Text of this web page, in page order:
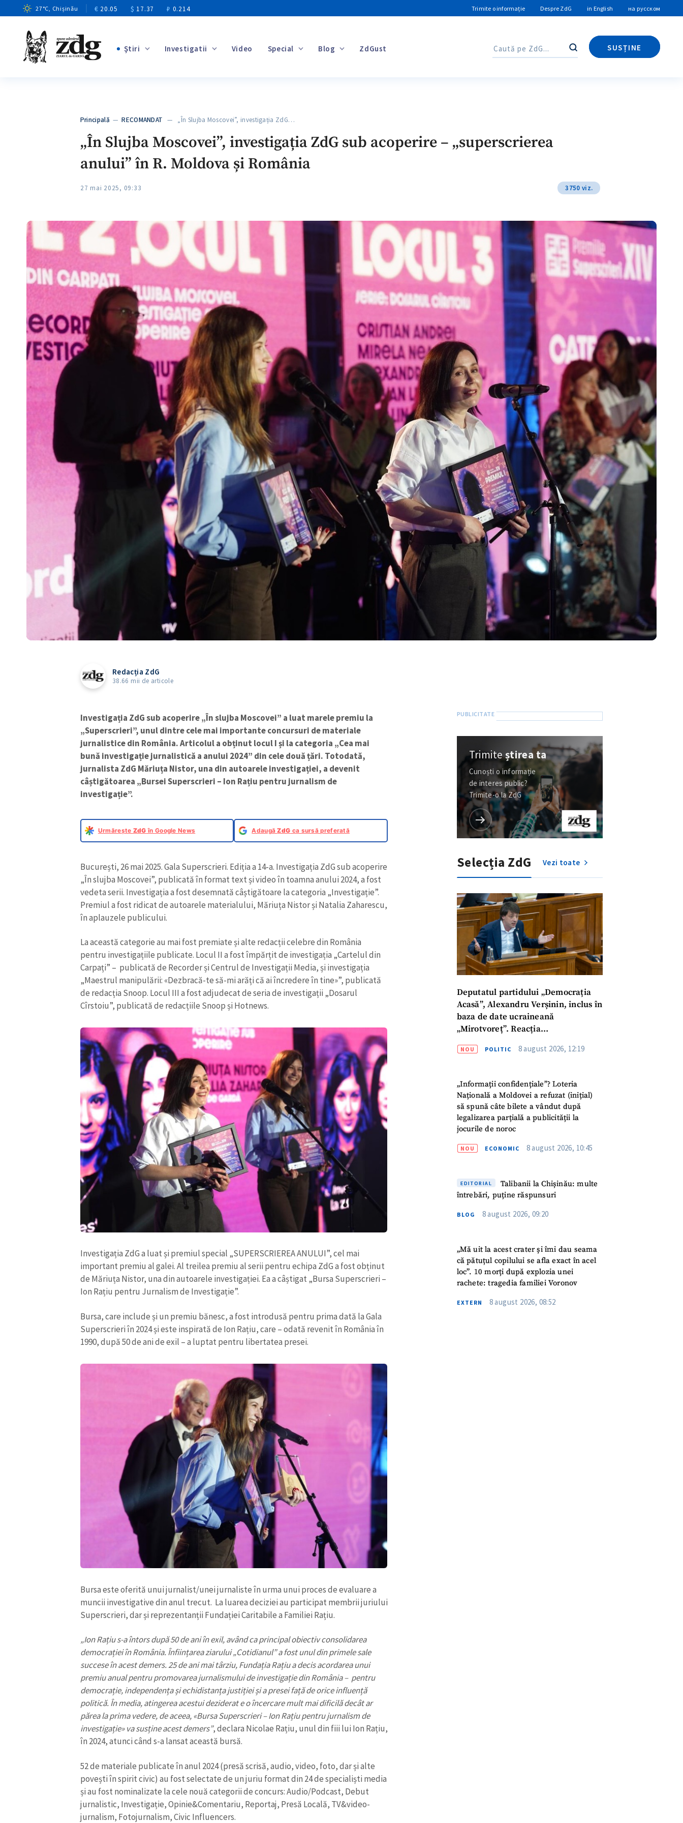
27°C, Chișinău € 20.05 $ 17.37 ₽ 0.214 Trimite o informație Despre ZdG in English на русском
Ştiri Investigatii Video Special Blog ZdGust Caută
SUSȚINE
Caută
Principală —RECOMANDAT — „În Slujba Moscovei”, investigația ZdG…
„În Slujba Moscovei”, investigația ZdG sub acoperire – „superscrierea
anului” în R. Moldova și România
27 mai 2025, 09:33 3750 viz.
Redacția ZdG
38.66 mii de articole
Investigația ZdG sub acoperire „În slujba Moscovei” a luat marele premiu la
„Superscrieri”, unul dintre cele mai importante concursuri de materiale
jurnalistice din România. Articolul a obținut locul I și la categoria „Cea mai
bună investigație jurnalistică a anului 2024” din cele două țări. Totodată,
jurnalista ZdG Măriuța Nistor, una din autoarele investigației, a devenit
câștigătoarea „Bursei Superscrieri – Ion Rațiu pentru jurnalism de
investigație”.
Urmărește ZdG în Google News AdaugăZdG ca sursă preferată
București, 26 mai 2025. Gala Superscrieri. Ediția a 14-a. Investigația ZdG sub acoperire
„În slujba Moscovei”, publicată în format text și video în toamna anului 2024, a fost
vedeta serii. Investigația a fost desemnată câștigătoare la categoria „Investigație”.
Premiul a fost ridicat de autoarele materialului, Măriuța Nistor și Natalia Zaharescu,
în aplauzele publicului.
La această categorie au mai fost premiate și alte redacții celebre din România
pentru investigațiile publicate. Locul II a fost împărțit de investigația „Cartelul din
Carpați” – publicată de Recorder și Centrul de Investigații Media, și investigația
„Maestrul manipulării: «Dezbracă-te să-mi arăți că ai încredere în tine»”, publicată
de redacția Snoop. Locul III a fost adjudecat de seria de investigații „Dosarul
Cîrstoiu”, publicată de redacțiile Snoop și Hotnews.
Investigația ZdG a luat și premiul special „SUPERSCRIEREA ANULUI”, cel mai
important premiu al galei. Al treilea premiu al serii pentru echipa ZdG a fost obținut
de Măriuța Nistor, una din autoarele investigației. Ea a câștigat „Bursa Superscrieri –
Ion Rațiu pentru Jurnalism de Investigație”.
Bursa, care include și un premiu bănesc, a fost introdusă pentru prima dată la Gala
Superscrieri în 2024 și este inspirată de Ion Rațiu, care – odată revenit în România în
1990, după 50 de ani de exil – a luptat pentru libertatea presei.
Bursa este oferită unui jurnalist/unei jurnaliste în urma unui proces de evaluare a
muncii investigative din anul trecut. La luarea deciziei au participat membrii juriului
Superscrieri, dar și reprezentanții Fundației Caritabile a Familiei Rațiu.
„Ion Rațiu s-a întors după 50 de ani în exil, având ca principal obiectiv consolidarea
democrației în România. Înființarea ziarului „Cotidianul” a fost unul din primele sale
succese în acest demers. 25 de ani mai târziu, Fundația Rațiu a decis acordarea unui
premiu anual pentru promovarea jurnalismului de investigație din România – pentru
democrație, independența și echidistanța justiției și a presei față de orice influență
politică. În media, atingerea acestui deziderat e o încercare mult mai dificilă decât ar
părea la prima vedere, de aceea,«Bursa Superscrieri – Ion Rațiu pentru jurnalism de
investigație»va susține acest demers”, declara Nicolae Rațiu, unul din fiii lui Ion Rațiu,
în 2024, atunci când s-a lansat această bursă.
52 de materiale publicate în anul 2024 (presă scrisă, audio, video, foto, dar și alte
povești în spirit civic) au fost selectate de un juriu format din 24 de specialiști media
și au fost nominalizate la cele nouă categorii de concurs: Audio/Podcast, Debut
jurnalistic, Investigație, Opinie&Comentariu, Reportaj, Presă Locală, TV&video-
jurnalism, Fotojurnalism, Civic Influencers.
Trimiteștirea ta
Cunoști o informație
de interes public?
Trimite-o la ZdG
Selecția ZdG Vezi toate
Deputatul partidului „Democrația
Acasă”, Alexandru Verșinin, inclus în
baza de date ucraineană
„Mirotvoreț”. Reacția
NOU POLITIC 8 august 2026, 12:19
„Informații confidențiale”? Loteria
Națională a Moldovei a refuzat (inițial)
să spună câte bilete a vândut după
legalizarea parțială a publicității la
jocurile de noroc
NOU ECONOMIC 8 august 2026, 10:45
EDITORIAL
Talibanii la Chișinău: multe
întrebări, puține răspunsuri
BLOG 8 august 2026, 09:20
„Mă uit la acest crater și îmi dau seama
că pătuțul copilului se afla exact în acel
loc”. 10 morți după explozia unei
rachete: tragedia familiei Voronov
EXTERN 8 august 2026, 08:52
ȘTIREA MEA
Titlu știre + Adaugă titlu
Fotografie + Încarcă imagine
Link media + Link media
Mesajul știrei + Mesajul știrei
CONTACT SURSĂ
Am citit și sunt de acord cupolitica de